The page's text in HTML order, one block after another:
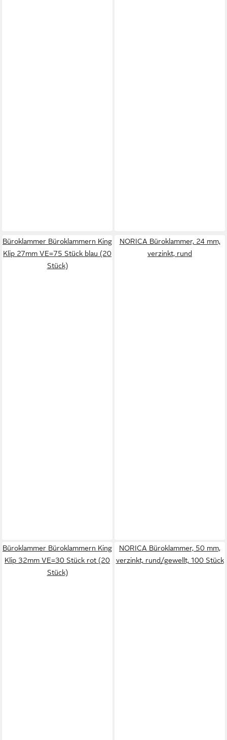
Büroklammer Büroklammern King
Klip 27mm VE=75 Stück blau (20
Stück)
NORICA Büroklammer, 24 mm,
verzinkt, rund
Büroklammer Büroklammern King
Klip 32mm VE=30 Stück rot (20
Stück)
NORICA Büroklammer, 50 mm,
verzinkt, rund/gewellt, 100 Stück